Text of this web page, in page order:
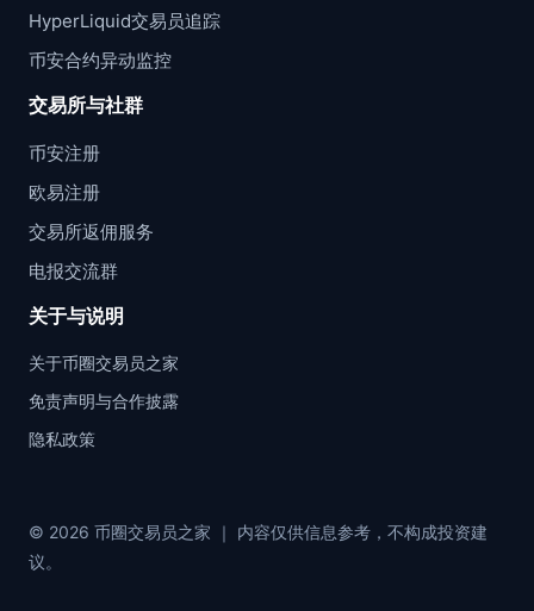
HyperLiquid交易员追踪
币安合约异动监控
交易所与社群
币安注册
欧易注册
交易所返佣服务
电报交流群
关于与说明
关于币圈交易员之家
免责声明与合作披露
隐私政策
© 2026 币圈交易员之家 ｜ 内容仅供信息参考，不构成投资建
议。